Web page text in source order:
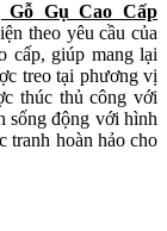
Gỗ Gụ Cao Cấp
theo yêu cầu của
cấp, giúp mang lại
treo tại phương vị
thúc thủ công với
sống động với hình
tranh hoàn hảo cho